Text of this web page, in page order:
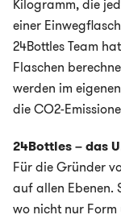
Kilogramm, die
einer
24Bottles Team
Flaschen
werden im
die CO2-
24Bottles – das
Für die Gründer
auf allen Ebenen.
wo nicht nur